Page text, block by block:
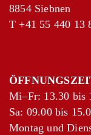
8854 Siebnen
T +41 55 440 13
Mi–Fr: 13.30 bis
Sa: 09.00 bis
Montag und